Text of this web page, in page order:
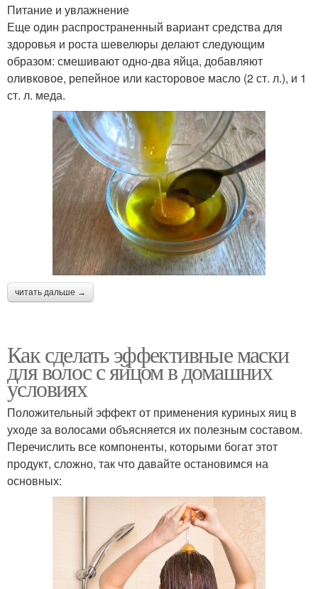
Питание и увлажнение
Еще один распространенный вариант средства для
здоровья и роста шевелюры делают следующим
образом: смешивают одно-два яйца, добавляют
оливковое, репейное или касторовое масло (2 ст. л.), и 1
ст. л. меда.
читать дальше →
Как сделать эффективные маски
для волос с яйцом в домашних
условиях
Положительный эффект от применения куриных яиц в
уходе за волосами объясняется их полезным составом.
Перечислить все компоненты, которыми богат этот
продукт, сложно, так что давайте остановимся на
основных: